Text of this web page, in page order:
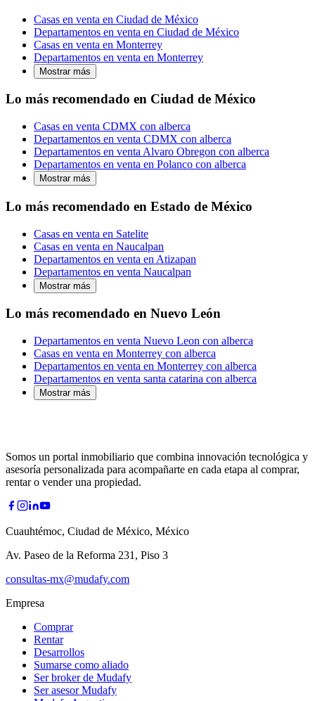
Casas en venta en Ciudad de México
Departamentos en venta en Ciudad de México
Casas en venta en Monterrey
Departamentos en venta en Monterrey
Mostrar más
Lo más recomendado en Ciudad de México
Casas en venta CDMX con alberca
Departamentos en venta CDMX con alberca
Departamentos en venta Alvaro Obregon con alberca
Departamentos en venta en Polanco con alberca
Mostrar más
Lo más recomendado en Estado de México
Casas en venta en Satelite
Casas en venta en Naucalpan
Departamentos en venta en Atizapan
Departamentos en venta Naucalpan
Mostrar más
Lo más recomendado en Nuevo León
Departamentos en venta Nuevo Leon con alberca
Casas en venta en Monterrey con alberca
Departamentos en venta en Monterrey con alberca
Departamentos en venta santa catarina con alberca
Mostrar más
Somos un portal inmobiliario que combina innovación tecnológica y
asesoría personalizada para acompañarte en cada etapa al comprar,
rentar o vender una propiedad.
Cuauhtémoc, Ciudad de México, México
Av. Paseo de la Reforma 231, Piso 3
consultas-mx@mudafy.com
Empresa
Comprar
Rentar
Desarrollos
Sumarse como aliado
Ser broker de Mudafy
Ser asesor Mudafy